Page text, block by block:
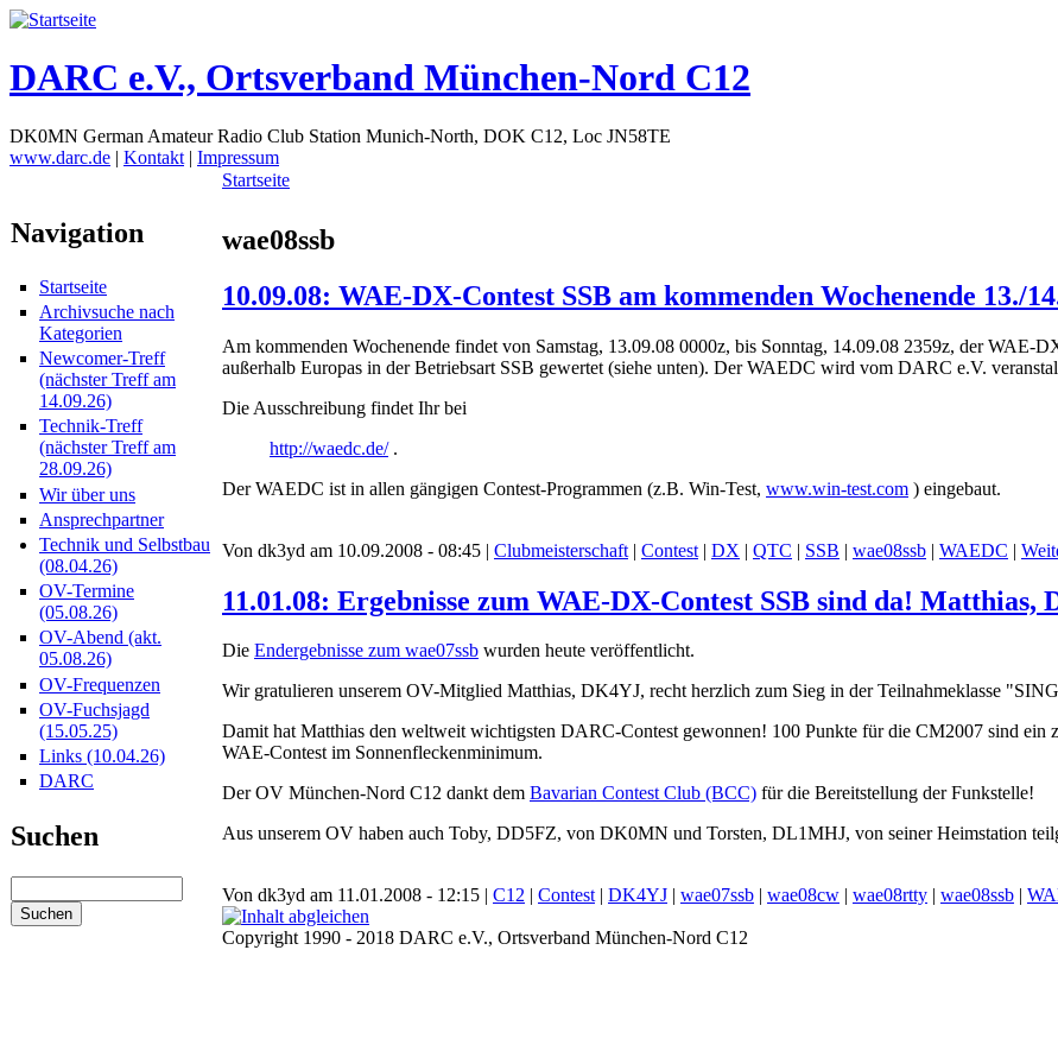
DARC e.V., Ortsverband München-Nord C12
DK0MN German Amateur Radio Club Station Munich-North, DOK C12, Loc JN58TE
www.darc.de | Kontakt | Impressum
Navigation
Startseite
Archivsuche nach
Kategorien
Newcomer-Treff
(nächster Treff am
14.09.26)
Technik-Treff
(nächster Treff am
28.09.26)
Wir über uns
Ansprechpartner
Technik und Selbstbau
(08.04.26)
OV-Termine
(05.08.26)
OV-Abend (akt.
05.08.26)
OV-Frequenzen
OV-Fuchsjagd
(15.05.25)
Links (10.04.26)
DARC
Suchen
Startseite
wae08ssb
10.09.08: WAE-DX-Contest SSB am kommenden Wochenende 13./
Am kommenden Wochenende findet von Samstag, 13.09.08 0000z, bis Sonntag, 14.09.08 2359z, der
außerhalb Europas in der Betriebsart SSB gewertet (siehe unten). Der WAEDC wird vom DARC e.V.
Die Ausschreibung findet Ihr bei
http://waedc.de/.
Der WAEDC ist in allen gängigen Contest-Programmen (z.B. Win-Test, www.win-test.com ) eingebaut.
Von dk3yd am 10.09.2008 - 08:45 | Clubmeisterschaft | Contest | DX | QTC | SSB | wae08ssb | WAEDC |
11.01.08: Ergebnisse zum WAE-DX-Contest SSB sind da!
Die Endergebnisse zum wae07ssb wurden heute veröffentlicht.
Wir gratulieren unserem OV-Mitglied Matthias, DK4YJ, recht herzlich zum Sieg in der Teilnahmeklasse
Damit hat Matthias den weltweit wichtigsten DARC-Contest gewonnen! 100 Punkte für die CM2007 sind ein
WAE-Contest im Sonnenfleckenminimum.
Der OV München-Nord C12 dankt dem Bavarian Contest Club (BCC) für die Bereitstellung der Funkstelle!
Aus unserem OV haben auch Toby, DD5FZ, von DK0MN und Torsten, DL1MHJ, von seiner Heimstation
Von dk3yd am 11.01.2008 - 12:15 | C12 | Contest| DK4YJ | wae07ssb | wae08cw | wae08rtty | wae08ssb |
Copyright 1990 - 2018 DARC e.V., Ortsverband München-Nord C12